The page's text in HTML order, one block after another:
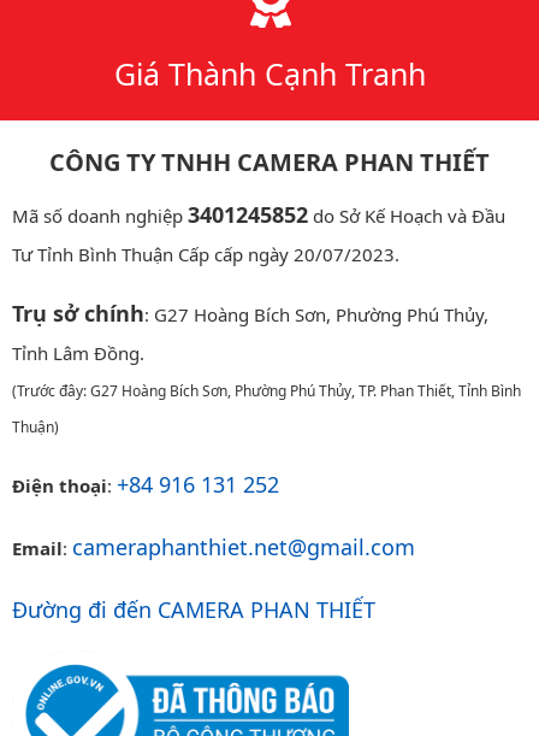
Giá Thành Cạnh Tranh
CÔNG TY TNHH CAMERA PHAN THIẾT
Mã số doanh nghiệp 3401245852 do Sở Kế Hoạch và Đầu
Tư Tỉnh Bình Thuận Cấp cấp ngày 20/07/2023.
Trụ sở chính: G27 Hoàng Bích Sơn, Phường Phú Thủy,
Tỉnh Lâm Đồng.
(Trước đây: G27 Hoàng Bích Sơn, Phường Phú Thủy, TP. Phan Thiết, Tỉnh Bình
Thuận)
Điện thoại: +84 916 131 252
Email: cameraphanthiet.net@gmail.com
Đường đi đến CAMERA PHAN THIẾT